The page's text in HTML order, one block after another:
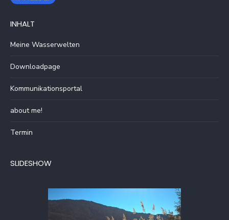
INHALT
Meine Wasserwelten
Downloadpage
Kommunikationsportal
about me!
Termin
SLIDESHOW